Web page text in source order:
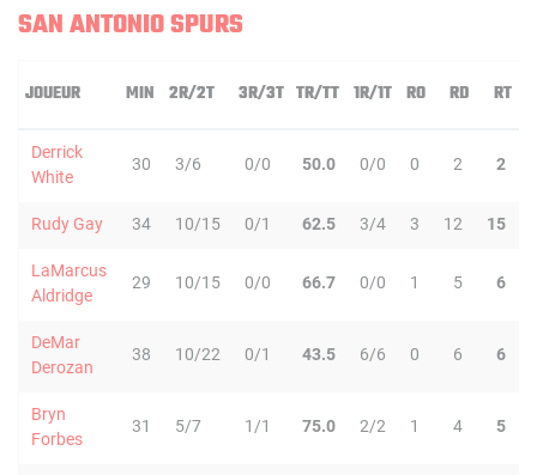
SAN ANTONIO SPURS
JOUEUR MIN 2R/2T 3R/3T TR/TT 1R/1T RO RD RT
Derrick
White
30 3/6 0/0 50.0 0/0 0 2 2
Rudy Gay 34 10/15 0/1 62.5 3/4 3 12 15
LaMarcus
Aldridge
29 10/15 0/0 66.7 0/0 1 5 6
DeMar
Derozan
38 10/22 0/1 43.5 6/6 0 6 6
Bryn
Forbes
31 5/7 1/1 75.0 2/2 1 4 5